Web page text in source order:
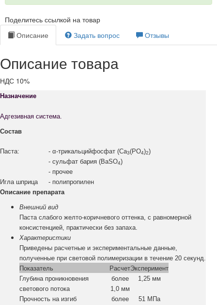
Поделитесь ссылкой на товар
Описание
Задать вопрос Отзывы
Описание товара
НДС 10%
Назначение
Адгезивная система.
Состав
Паста: - α-трикальцийфосфат (Ca3(PO4)2)
- сульфат бария (BaSO4)
- прочее
Игла шприца
- полипропилен
Описание препарата
Внешний вид
Паста слабого желто-коричневого оттенка, с равномерной
консистенцией, практически без запаха.
Характеристики
Приведены расчетные и экспериментальные данные,
полученные при световой полимеризации в течение 20 секунд.
Показатель
РасчетЭксперимент
Глубина проникновения
светового потока
более
1,0 мм
1,25 мм
Прочность на изгиб
более
51 МПа